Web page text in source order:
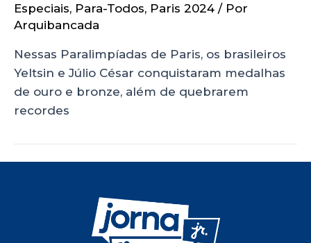
Especiais, Para-Todos, Paris 2024 / Por
Arquibancada
Nessas Paralimpíadas de Paris, os brasileiros
Yeltsin e Júlio César conquistaram medalhas
de ouro e bronze, além de quebrarem
recordes